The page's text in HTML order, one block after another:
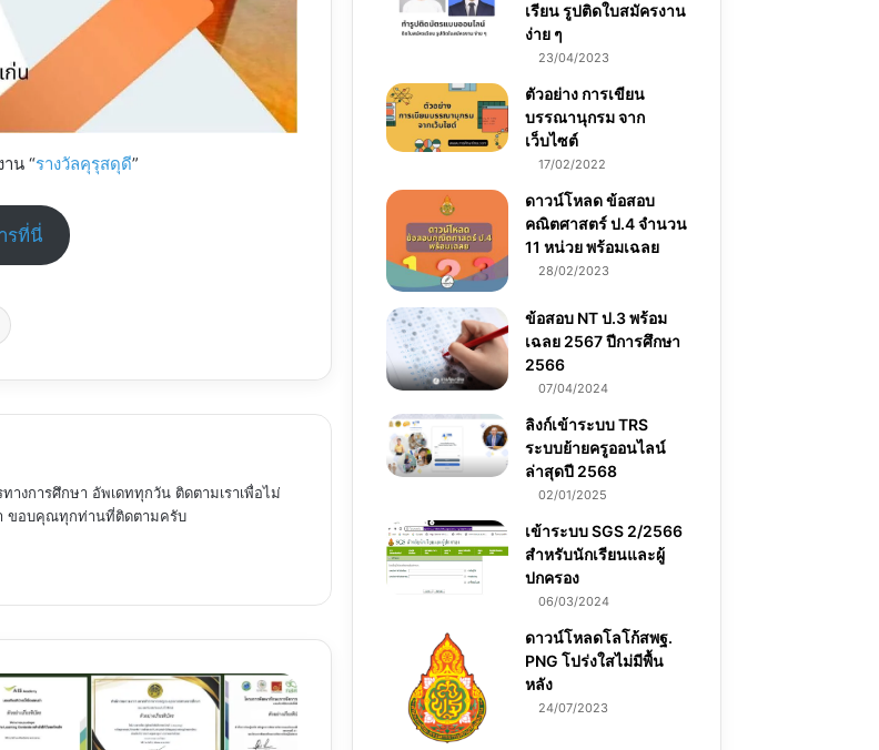
น “รางวัลคุรุสดุดี”
รที่นี่
างการศึกษา อัพเดททุกวัน ติดตามเราเพื่อไม่
ขอบคุณทุกท่านที่ติดตามครับ
เรียน รูปติดใบสมัครงาน
ง่าย ๆ
23/04/2023
ตัวอย่าง การเขียน
บรรณานุกรม จาก
เว็บไซต์
17/02/2022
ดาวน์โหลด ข้อสอบ
คณิตศาสตร์ ป.4 จำนวน
11 หน่วย พร้อมเฉลย
28/02/2023
ข้อสอบ NT ป.3 พร้อม
เฉลย 2567 ปีการศึกษา
2566
07/04/2024
ลิงก์เข้าระบบ TRS
ระบบย้ายครูออนไลน์
ล่าสุดปี 2568
02/01/2025
เข้าระบบ SGS 2/2566
สำหรับนักเรียนและผู้
ปกครอง
06/03/2024
ดาวน์โหลดโลโก้สพฐ.
PNG โปร่งใสไม่มีพื้น
หลัง
24/07/2023